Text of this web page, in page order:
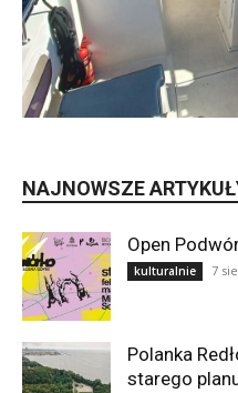
NAJNOWSZE
Open
kulturalnie 7
Polanka
starego